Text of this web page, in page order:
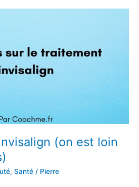
(on est loin
, Santé / Pierre